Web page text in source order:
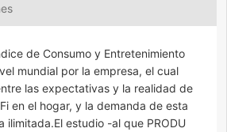
de Consumo y Entretenimiento
mundial por la empresa, el cual
las expectativas y la realidad de
en el hogar, y la demanda de esta
ilimitada.El estudio -al que PRODU